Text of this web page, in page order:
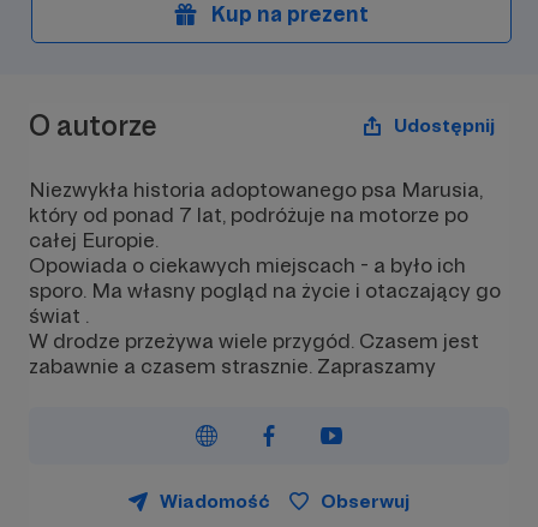
Kup na prezent
O autorze Udostępnij
Niezwykła historia adoptowanego psa Marusia,
który od ponad 7 lat, podróżuje na motorze po
całej Europie.
Opowiada o ciekawych miejscach - a było ich
sporo. Ma własny pogląd na życie i otaczający go
świat .
W drodze przeżywa wiele przygód. Czasem jest
zabawnie a czasem strasznie. Zapraszamy
Wiadomość Obserwuj